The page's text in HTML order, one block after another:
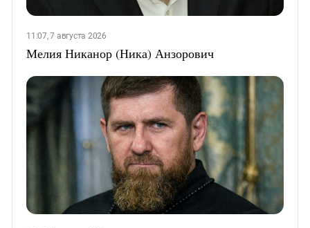
11:07, 7 августа 2026
Мелия Никанор (Ника) Анзорович